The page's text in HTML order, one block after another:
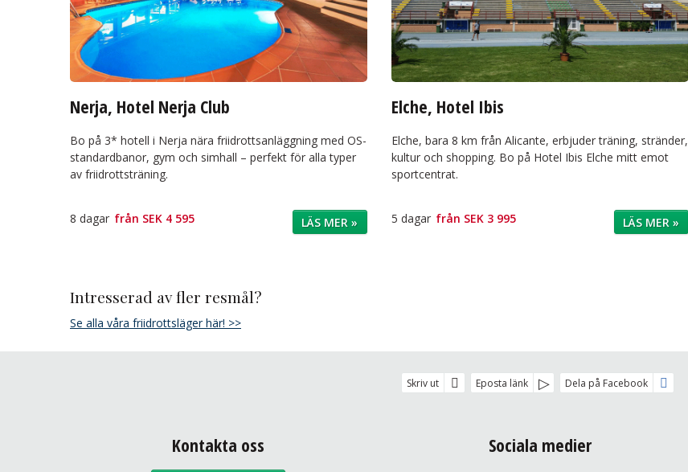
Nerja, Hotel Nerja Club
Bo på 3* hotell i Nerja nära friidrottsanläggning med OS-
standardbanor, gym och simhall – perfekt för alla typer
av friidrottsträning.
8 dagar från SEK 4 595 LÄS MER »
Elche, Hotel Ibis
Elche, bara 8 km från Alicante, erbjuder träning, stränder,
kultur och shopping. Bo på Hotel Ibis Elche mitt emot
sportcentrat.
5 dagar från SEK 3 995 LÄS MER »
Intresserad av fler resmål?
Se alla våra friidrottsläger här! >>
Skriv ut Eposta länk Dela på Facebook
Kontakta oss Sociala medier